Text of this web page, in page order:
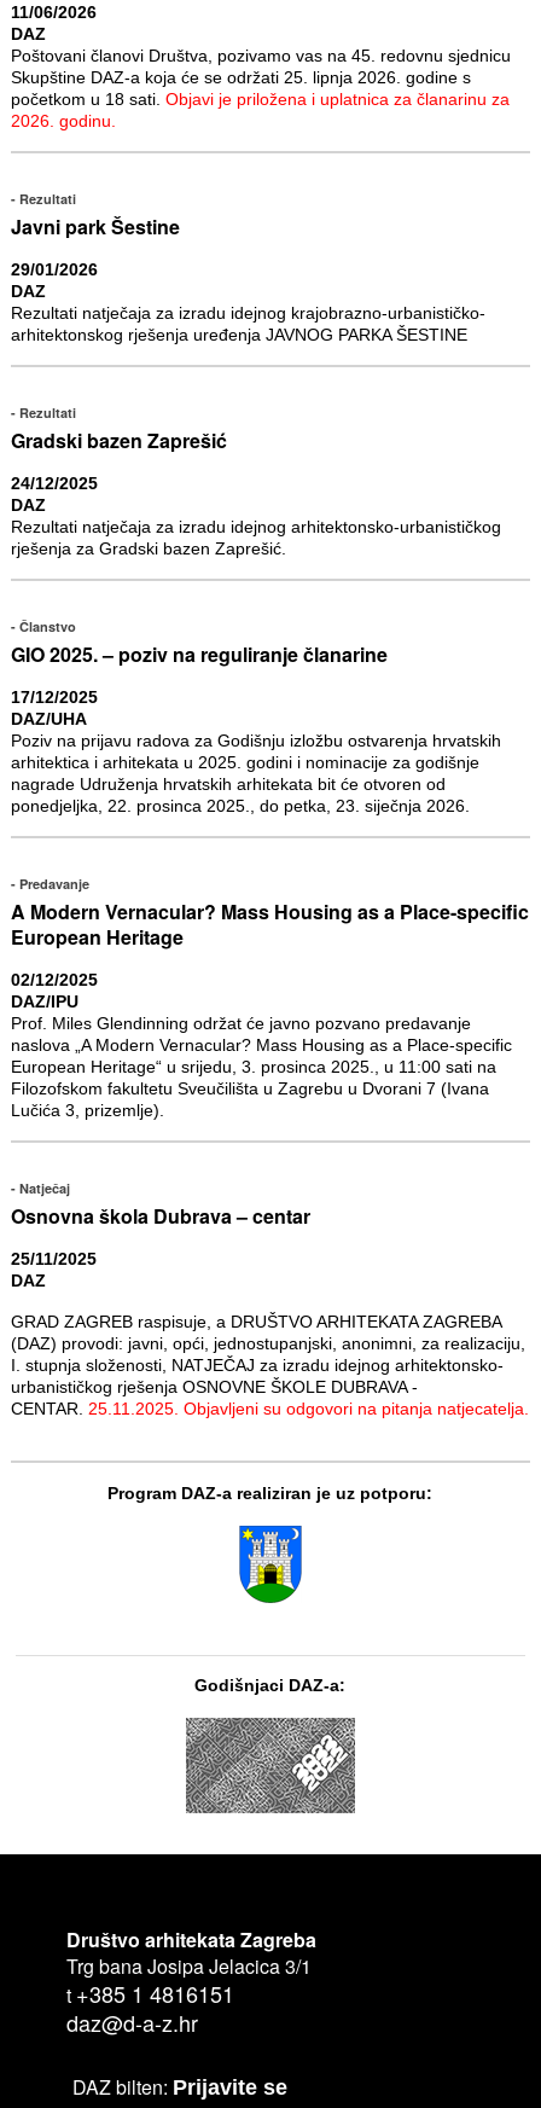
11/06/2026
DAZ
Poštovani članovi Društva, pozivamo vas na 45. redovnu sjednicu
Skupštine DAZ-a koja će se održati 25. lipnja 2026. godine s
početkom u 18 sati. Objavi je priložena i uplatnica za članarinu za
2026. godinu.
Rezultati
Javni park Šestine
29/01/2026
DAZ
Rezultati natječaja za izradu idejnog krajobrazno-urbanističko-
arhitektonskog rješenja uređenja JAVNOG PARKA ŠESTINE
Rezultati
Gradski bazen Zaprešić
24/12/2025
DAZ
Rezultati natječaja za izradu idejnog arhitektonsko-urbanističkog
rješenja za Gradski bazen Zaprešić.
Članstvo
GIO 2025. – poziv na reguliranje članarine
17/12/2025
DAZ/UHA
Poziv na prijavu radova za Godišnju izložbu ostvarenja hrvatskih
arhitektica i arhitekata u 2025. godini i nominacije za godišnje
nagrade Udruženja hrvatskih arhitekata bit će otvoren od
ponedjeljka, 22. prosinca 2025., do petka, 23. siječnja 2026.
Predavanje
A Modern Vernacular? Mass Housing as a Place-specific
European Heritage
02/12/2025
DAZ/IPU
Prof. Miles Glendinning održat će javno pozvano predavanje
naslova „A Modern Vernacular? Mass Housing as a Place-specific
European Heritage“ u srijedu, 3. prosinca 2025., u 11:00 sati na
Filozofskom fakultetu Sveučilišta u Zagrebu u Dvorani 7 (Ivana
Lučića 3, prizemlje).
Natječaj
Osnovna škola Dubrava – centar
25/11/2025
DAZ
GRAD ZAGREB raspisuje, a DRUŠTVO ARHITEKATA ZAGREBA
(DAZ) provodi: javni, opći, jednostupanjski, anonimni, za realizaciju,
I. stupnja složenosti, NATJEČAJ za izradu idejnog arhitektonsko-
urbanističkog rješenja OSNOVNE ŠKOLE DUBRAVA -
CENTAR. 25.11.2025. Objavljeni su odgovori na pitanja natjecatelja.
Program DAZ-a realiziran je uz potporu:
Godišnjaci DAZ-a:
Društvo arhitekata Zagreba
Trg bana Josipa Jelacica 3/1
t +385 1 4816151
daz@d-a-z.hr
DAZ bilten: Prijavite se